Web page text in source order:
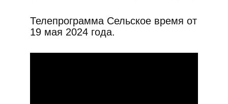
Телепрограмма Сельское время от
19 мая 2024 года.